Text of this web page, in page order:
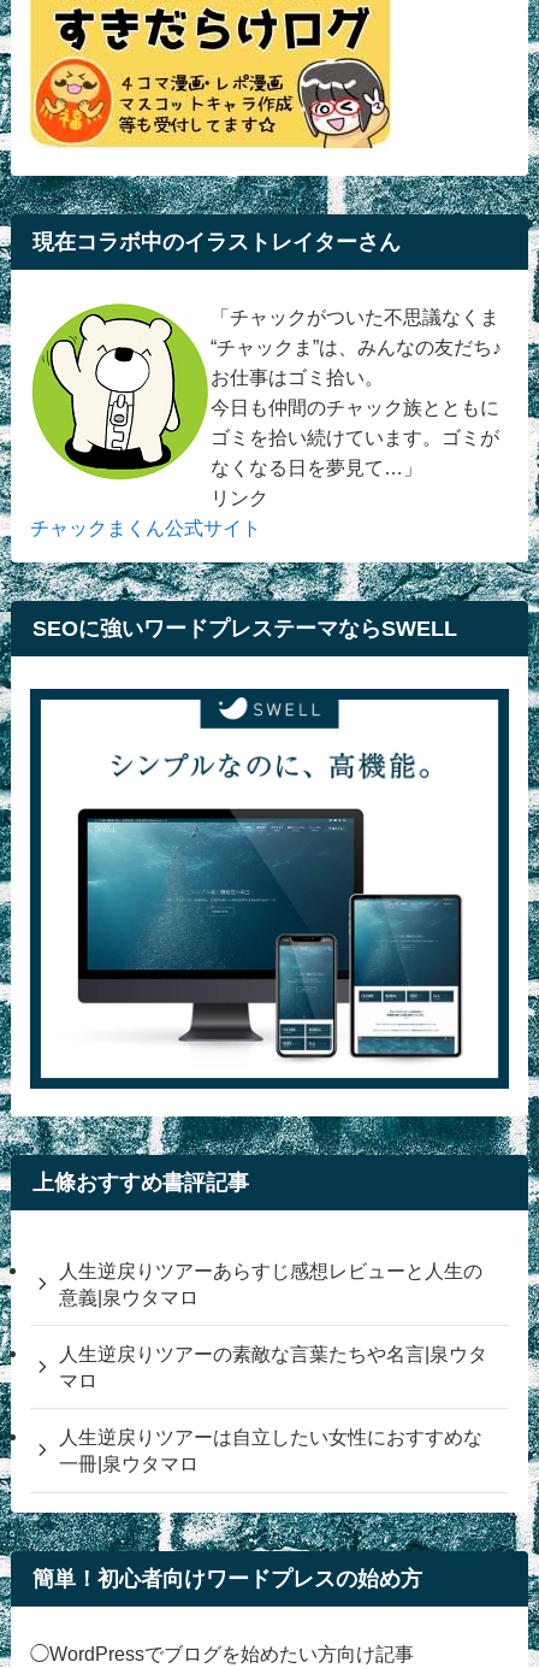
現在コラボ中のイラストレイターさん
「チャックがついた不思議なくま
“チャックま”は、みんなの友だち♪
お仕事はゴミ拾い。
今日も仲間のチャック族とともに
ゴミを拾い続けています。ゴミが
なくなる日を夢見て…」
リンク
チャックまくん公式サイト
SEOに強いワードプレステーマならSWELL
上條おすすめ書評記事
人生逆戻りツアーあらすじ感想レビューと人生の
意義|泉ウタマロ
人生逆戻りツアーの素敵な言葉たちや名言|泉ウタ
マロ
人生逆戻りツアーは自立したい女性におすすめな
一冊|泉ウタマロ
簡単！初心者向けワードプレスの始め方
◯WordPressでブログを始めたい方向け記事